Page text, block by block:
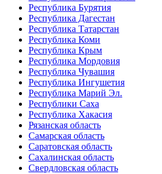
Республика Бурятия
Республика Дагестан
Республика Татарстан
Республика Коми
Республика Крым
Республика Мордовия
Республика Чувашия
Республика Ингушетия
Республика Марий Эл.
Республики Саха
Республика Хакасия
Рязанская область
Самарская область
Саратовская область
Сахалинская область
Свердловская область